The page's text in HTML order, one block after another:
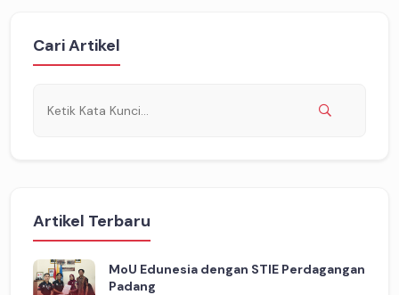
Cari Artikel
Artikel Terbaru
MoU Edunesia dengan STIE Perdagangan
Padang